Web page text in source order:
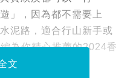
」，因為都不需要上
泥路，適合行山新手或
為你精心推薦的2024香
文